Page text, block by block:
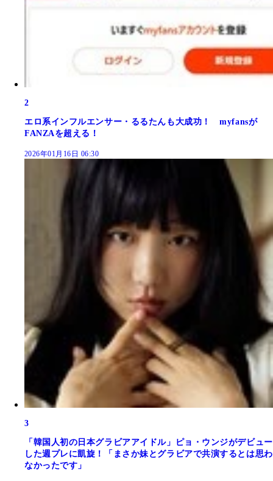
2
エロ系インフルエンサー・るるたんも大成功！ myfansが
FANZAを超える！
2026年01月16日 06:30
3
「韓国人初の日本グラビアアイドル」ピョ・ウンジがデビュー
した週プレに凱旋！「まさか妹とグラビアで共演するとは思わ
なかったです」